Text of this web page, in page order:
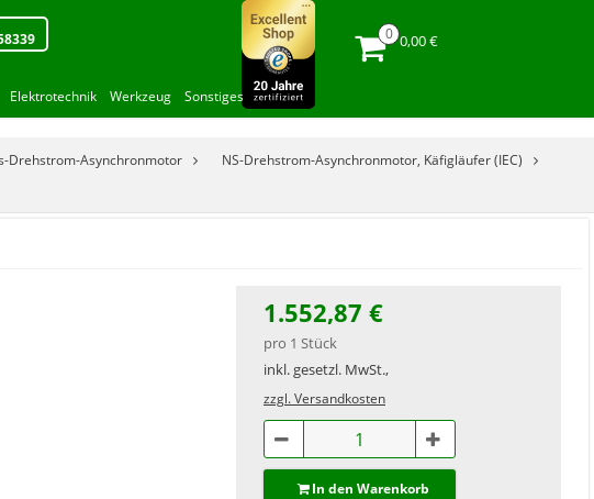
0,00 €
Elektrotechnik Werkzeug Sonstiges
Drehstrom-Asynchronmotor
NS-Drehstrom-Asynchronmotor, Käfigläufer (IEC)
1.552,87 €
pro 1 Stück
inkl. gesetzl. MwSt.,
zzgl. Versandkosten
In den Warenkorb